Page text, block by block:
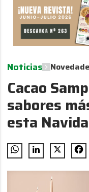
Noticias
Cacao
sabores
esta
WhatsAppLinkedIn
X